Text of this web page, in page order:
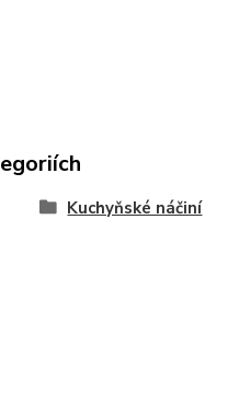
Kuchyňské náčiní